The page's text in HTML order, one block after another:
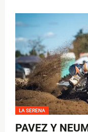
LA SERENA
PAVEZ Y